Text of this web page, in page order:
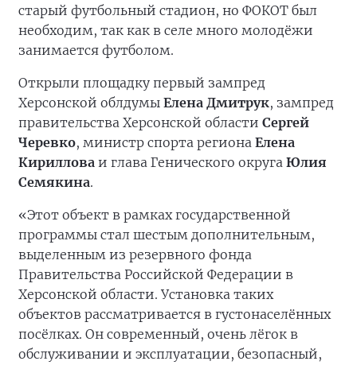
старый футбольный стадион, но ФОКОТ был
необходим, так как в селе много молодёжи
занимается футболом.
Открыли площадку первый зампред
Херсонской облдумы Елена Дмитрук, зампред
правительства Херсонской области Сергей
Черевко, министр спорта региона Елена
Кириллова и глава Генического округа Юлия
Семякина.
«Этот объект в рамках государственной
программы стал шестым дополнительным,
выделенным из резервного фонда
Правительства Российской Федерации в
Херсонской области. Установка таких
объектов рассматривается в густонаселённых
посёлках. Он современный, очень лёгок в
обслуживании и эксплуатации, безопасный,